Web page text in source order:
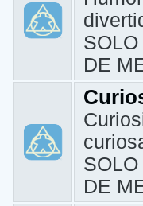
DE
DE